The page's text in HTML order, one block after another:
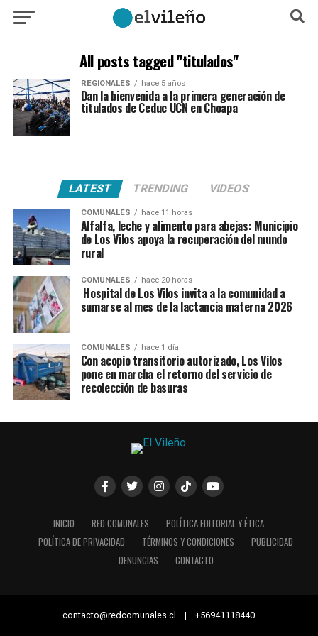
All posts tagged "titulados"
REGIONALES hace 5 años
Dan la bienvenida a la primera generación de
titulados de Ceduc UCN en Choapa
LATEST TRENDING VIDEOS
COMUNALES hace 11 horas
Alfalfa, leche y alimento para abejas: Municipio
de Los Vilos apoya la recuperación del mundo
rural
COMUNALES hace 20 horas
Hospital de Los Vilos invita a la comunidad a
sumarse al mes de la lactancia materna 2026
COMUNALES hace 1 día
Con acopio transitorio autorizado, Los Vilos
pone en marcha el retorno del servicio de
recolección de basuras
INICIO RED COMUNALES
POLÍTICA EDITORIAL Y ÉTICA
POLÍTICA DE PRIVACIDAD
TÉRMINOS Y CONDICIONES
PUBLICIDAD
DENUNCIAS
CONTACTO
contacto@redcomunales.cl | +56941118440